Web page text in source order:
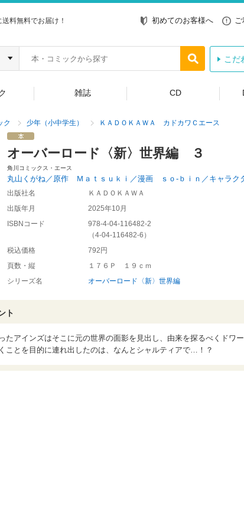
料無料でお届け！ 初めてのお客様へ
こだ
雑誌 CD
ク 少年（小中学生） ＫＡＤＯＫＡＷＡ カドカワＣエース
オーバーロード〈新〉世界編 ３
角川コミックス・エース
丸山くがね／原作 Ｍａｔｓｕｋｉ／漫画 ｓｏ‐ｂｉｎ／キャラク
出版社名
ＫＡＤＯＫＡＷＡ
出版年月
2025年10月
ISBNコード
978-4-04-116482-2
（4-04-116482-6 ）
税込価格
792円
頁数・縦
１７６Ｐ １９ｃｍ
シリーズ名
オーバーロード〈新〉世界編
ト
たアインズはそこに元の世界の面影を見出し、由来を探るべくドワ
とを目的に連れ出したのは、なんとシャルティアで…！？